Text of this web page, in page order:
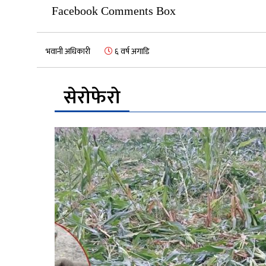
Facebook Comments Box
भवानी अधिकारी ६ वर्ष अगाडि
सेरोफेरो